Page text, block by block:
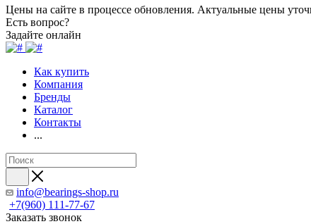
Цены на сайте в процессе обновления. Актуальные цены
Есть вопрос?
Задайте онлайн
Как купить
Компания
Бренды
Каталог
Контакты
...
info@bearings-shop.ru
+7(960) 111-77-67
Заказать звонок